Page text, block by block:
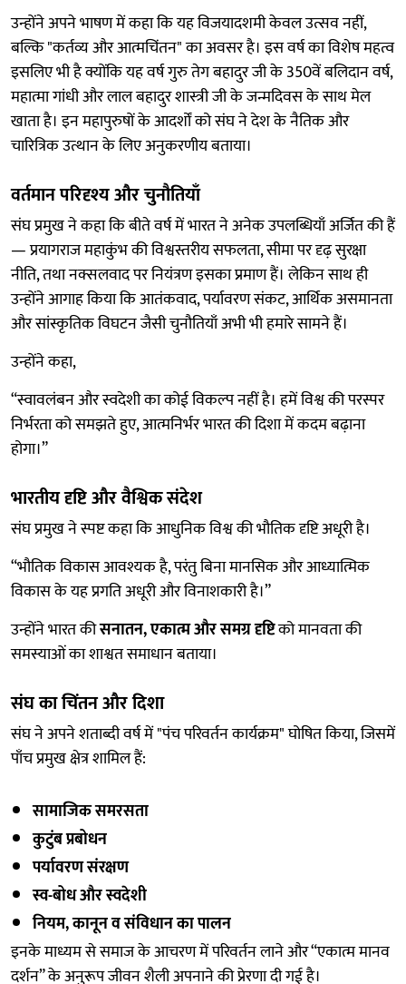
उन्होंने अपने भाषण में कहा कि यह विजयादशमी केवल उत्सव नहीं,
बल्कि "कर्तव्य और आत्मचिंतन" का अवसर है। इस वर्ष का विशेष महत्व
इसलिए भी है क्योंकि यह वर्ष गुरु तेग बहादुर जी के 350वें बलिदान वर्ष,
महात्मा गांधी और लाल बहादुर शास्त्री जी के जन्मदिवस के साथ मेल
खाता है। इन महापुरुषों के आदर्शों को संघ ने देश के नैतिक और
चारित्रिक उत्थान के लिए अनुकरणीय बताया।
वर्तमान परिदृश्य और चुनौतियाँ
संघ प्रमुख ने कहा कि बीते वर्ष में भारत ने अनेक उपलब्धियाँ अर्जित की हैं
— प्रयागराज महाकुंभ की विश्वस्तरीय सफलता, सीमा पर दृढ़ सुरक्षा
नीति, तथा नक्सलवाद पर नियंत्रण इसका प्रमाण हैं। लेकिन साथ ही
उन्होंने आगाह किया कि आतंकवाद, पर्यावरण संकट, आर्थिक असमानता
और सांस्कृतिक विघटन जैसी चुनौतियाँ अभी भी हमारे सामने हैं।
उन्होंने कहा,
“स्वावलंबन और स्वदेशी का कोई विकल्प नहीं है। हमें विश्व की परस्पर
निर्भरता को समझते हुए, आत्मनिर्भर भारत की दिशा में कदम बढ़ाना
होगा।”
भारतीय दृष्टि और वैश्विक संदेश
संघ प्रमुख ने स्पष्ट कहा कि आधुनिक विश्व की भौतिक दृष्टि अधूरी है।
“भौतिक विकास आवश्यक है, परंतु बिना मानसिक और आध्यात्मिक
विकास के यह प्रगति अधूरी और विनाशकारी है।”
उन्होंने भारत कीसनातन, एकात्म और समग्र दृष्टिको मानवता की
समस्याओं का शाश्वत समाधान बताया।
संघ का चिंतन और दिशा
संघ ने अपने शताब्दी वर्ष में "पंच परिवर्तन कार्यक्रम" घोषित किया, जिसमें
पाँच प्रमुख क्षेत्र शामिल हैं:
सामाजिक समरसता
कुटुंब प्रबोधन
पर्यावरण संरक्षण
स्व-बोध और स्वदेशी
नियम, कानून व संविधान का पालन
इनके माध्यम से समाज के आचरण में परिवर्तन लाने और “एकात्म मानव
दर्शन” के अनुरूप जीवन शैली अपनाने की प्रेरणा दी गई है।